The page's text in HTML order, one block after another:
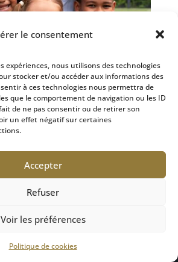
le consentement
expériences, nous utilisons des technologies
stocker et/ou accéder aux informations des
à ces technologies nous permettra de
que le comportement de navigation ou les ID
de ne pas consentir ou de retirer son
un effet négatif sur certaines
Accepter
Refuser
Voir les préférences
Politique de cookies
de l’enfant : un principe
familial
de la famille
supérieur de l’enfant est un
qui guide les décisions de justice
professionnels du droit. Ce